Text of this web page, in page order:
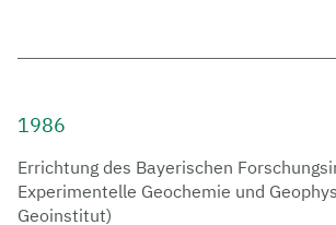
1986
Errichtung des Bayerischen
Experimentelle Geochemie und
Geoinstitut)